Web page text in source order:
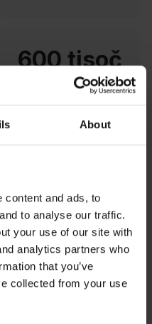
About
content and ads, to
to analyse our traffic.
your use of our site with
analytics partners who
that you’ve
collected from your use
600 tisoč
ljudi nam sledi na
- želimo, da je vsak vaš
mlade talente. In vsak
trgovina je kompleksen
temelji na timskem
pri njenem